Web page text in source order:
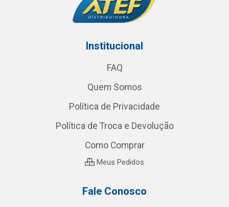
Institucional
FAQ
Quem Somos
Política de Privacidade
Política de Troca e Devolução
Como Comprar
Meus Pedidos
Fale Conosco